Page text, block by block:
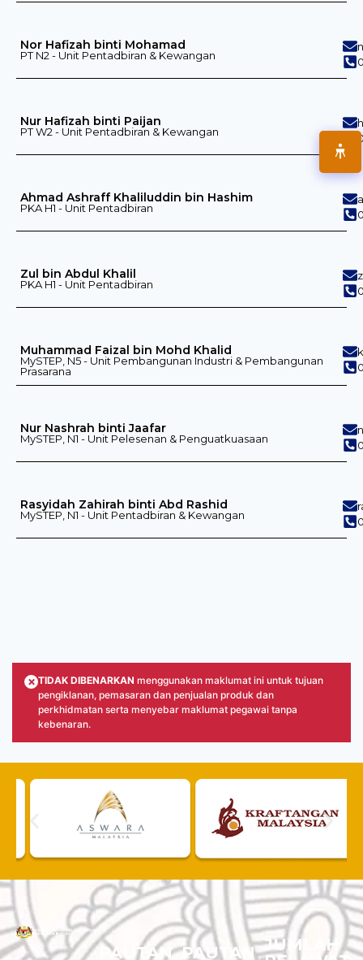
Nor Hafizah binti Mohamad
PT N2 - Unit Pentadbiran & Kewangan
Nur Hafizah binti Paijan
PT W2 - Unit Pentadbiran & Kewangan
Ahmad Ashraff Khaliluddin bin Hashim
PKA H1 - Unit Pentadbiran
Zul bin Abdul Khalil
PKA H1 - Unit Pentadbiran
Muhammad Faizal bin Mohd Khalid
MySTEP, N5 - Unit Pembangunan Industri & Pembangunan
Prasarana
Nur Nashrah binti Jaafar
MySTEP, N1 - Unit Pelesenan & Penguatkuasaan
Rasyidah Zahirah binti Abd Rashid
MySTEP, N1 - Unit Pentadbiran & Kewangan
× TIDAK DIBENARKAN menggunakan maklumat ini untuk tujuan
pengiklanan, pemasaran dan penjualan produk dan
perkhidmatan serta menyebar maklumat pegawai tanpa
kebenaran.
PAUTAN PAUTAN JUMLAH